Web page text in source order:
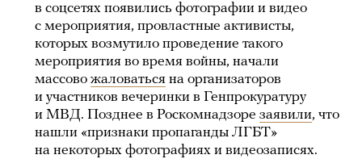
в соцсетях появились фотографии и видео
с мероприятия, провластные активисты,
которых возмутило проведение такого
мероприятия во время войны, начали
массово жаловаться на организаторов
и участников вечеринки в Генпрокуратуру
и МВД. Позднее в Роскомнадзоре заявили, что
нашли «признаки пропаганды ЛГБТ»
на некоторых фотографиях и видеозаписях.